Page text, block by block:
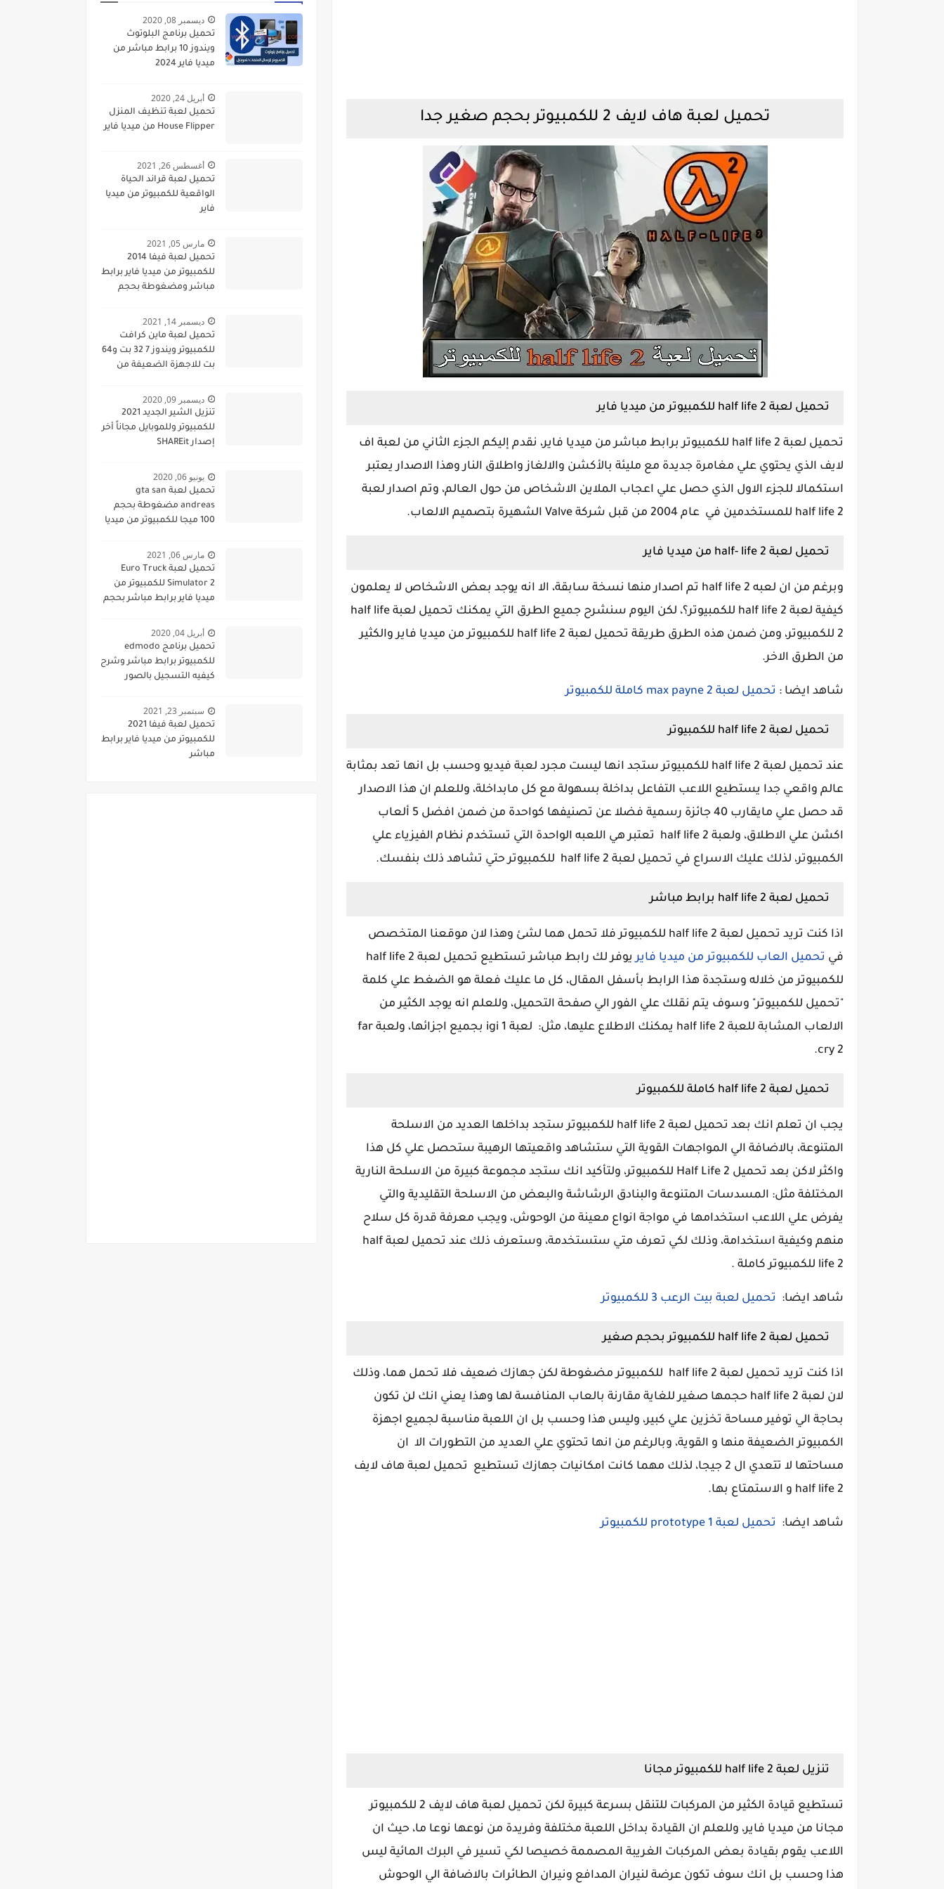
تحميل لعبة هاف لايف 2 للكمبيوتر بحجم صغير جدا
تحميل لعبة half life 2 للكمبيوتر من ميديا فاير
تحميل لعبة half life 2 للكمبيوتر برابط مباشر من ميديا فاير، نقدم إليكم الجزء الثاني من لعبة اف
لايف الذي يحتوي علي مغامرة جديدة مع مليئة بالأكشن والالغاز واطلاق النار وهذا الاصدار يعتبر
استكمالا للجزء الاول الذي حصل علي اعجاب الملاين الاشخاص من حول العالم، وتم اصدار لعبة
half life 2 للمستخدمين في عام 2004 من قبل شركة Valve الشهيرة بتصميم الالعاب.
تحميل لعبة half- life 2 من ميديا فاير
وبرغم من ان لعبه half life 2 تم اصدار منها نسخة سابقة، الا انه يوجد بعض الاشخاص لا يعلمون
كيفية لعبة half life 2 للكمبيوتر؟، لكن اليوم سنشرح جميع الطرق التي يمكنك تحميل لعبة half life
2 للكمبيوتر، ومن ضمن هذه الطرق طريقة تحميل لعبة half life 2 للكمبيوتر من ميديا فاير والكثير
من الطرق الاخر.
شاهد ايضا : تحميل لعبة max payne 2 كاملة للكمبيوتر
تحميل لعبة half life 2 للكمبيوتر
عند تحميل لعبة half life 2 للكمبيوتر ستجد انها ليست مجرد لعبة فيديو وحسب بل انها تعد بمثابة
عالم واقعي جدا يستطيع اللاعب التفاعل بداخلة بسهولة مع كل مابداخلة، وللعلم ان هذا الاصدار
قد حصل علي مايقارب 40 جائزة رسمية فضلا عن تصنيفها كواحدة من ضمن افضل 5 ألعاب
اكشن علي الاطلاق، ولعبة half life 2 تعتبر هي اللعبه الواحدة التي تستخدم نظام الفيزياء علي
الكمبيوتر، لذلك عليك الاسراع في تحميل لعبة half life 2 للكمبيوتر حتي تشاهد ذلك بنفسك.
تحميل لعبة half life 2 برابط مباشر
اذا كنت تريد تحميل لعبة half life 2 للكمبيوتر فلا تحمل هما لشئ وهذا لان موقعنا المتخصص
في تحميل العاب للكمبيوتر من ميديا فاير
يوفر لك رابط مباشر تستطيع تحميل لعبة half life 2
للكمبيوتر من خلاله وستجدة هذا الرابط بأسفل المقال، كل ما عليك فعلة هو الضغط علي كلمة
"تحميل للكمبيوتر" وسوف يتم نقلك علي الفور الي صفحة التحميل، وللعلم انه يوجد الكثير من
الالعاب المشابة للعبة half life 2 يمكنك الاطلاع عليها، مثل: لعبة igi 1 بجميع اجزائها، ولعبة far
cry 2.
تحميل لعبة half life 2 كاملة للكمبيوتر
يجب ان تعلم انك بعد تحميل لعبة half life 2 للكمبيوتر ستجد بداخلها العديد من الاسلحة
المتنوعة، بالاضافة الي المواجهات القوية التي ستشاهد واقعيتها الرهيبة ستحصل علي كل هذا
واكثر لاكن بعد تحميل Half Life 2 للكمبيوتر، ولتأكيد انك ستجد مجموعة كبيرة من الاسلحة النارية
المختلفة مثل: المسدسات المتنوعة والبنادق الرشاشة والبعض من الاسلحة التقليدية والتي
يفرض علي اللاعب استخدامها في مواجة انواع معينة من الوحوش، ويجب معرفة قدرة كل سلاح
منهم وكيفية استخدامة، وذلك لكي تعرف متي ستستخدمة، وستعرف ذلك عند تحميل لعبة half
life 2 للكمبيوتر كاملة .
شاهد ايضا: تحميل لعبة بيت الرعب 3 للكمبيوتر
تحميل لعبة half life 2 للكمبيوتر بحجم صغير
اذا كنت تريد تحميل لعبة half life 2 للكمبيوتر مضغوطة لكن جهازك ضعيف فلا تحمل هما، وذلك
لان لعبة half life 2 حجمها صغير للغاية مقارنة بالعاب المنافسة لها وهذا يعني انك لن تكون
بحاجة الي توفير مساحة تخزين علي كبير، وليس هذا وحسب بل ان اللعبة مناسبة لجميع اجهزة
الكمبيوتر الضعيفة منها و القوية، وبالرغم من انها تحتوي علي العديد من التطورات الا ان
مساحتها لا تتعدي ال 2 جيجا، لذلك مهما كانت امكانيات جهازك تستطيع تحميل لعبة هاف لايف
half life 2 و الاستمتاع بها.
شاهد ايضا: تحميل لعبة prototype 1 للكمبيوتر
تنزيل لعبة half life 2 للكمبيوتر مجانا
تستطيع قيادة الكثير من المركبات للتنقل بسرعة كبيرة لكن تحميل لعبة هاف لايف 2 للكمبيوتر
مجانا من ميديا فاير، وللعلم ان القيادة بداخل اللعبة مختلفة وفريدة من نوعها نوعا ما، حيث ان
اللاعب يقوم بقيادة بعض المركبات الغريبة المصممة خصيصا لكي تسير في البرك المائية ليس
هذا وحسب بل انك سوف تكون عرضة لنيران المدافع ونيران الطائرات بالاضافة الي الوحوش
ديسمبر 08, 2020
تحميل برنامج البلوتوث
ويندوز 10 برابط مباشر من
ميديا فاير 2024
أبريل 24, 2020
تحميل لعبة تنظيف المنزل
House Flipper من ميديا فاير
أغسطس 26, 2021
تحميل لعبة قراند الحياة
الواقعية للكمبيوتر من ميديا
فاير
مارس 05, 2021
تحميل لعبة فيفا 2014
للكمبيوتر من ميديا فاير برابط
مباشر ومضغوطة بحجم
ديسمبر 14, 2021
تحميل لعبة ماين كرافت
للكمبيوتر ويندوز 7 32 بت و64
بت للاجهزة الضعيفة من
ديسمبر 09, 2020
تنزيل الشير الجديد 2021
للكمبيوتر وللموبايل مجاناً أخر
إصدار SHAREit
يونيو 06, 2020
تحميل لعبة gta san
andreas مضغوطة بحجم
100 ميجا للكمبيوتر من ميديا
san andreas pc
مارس 06, 2021
تحميل لعبة Euro Truck
Simulator 2 للكمبيوتر من
ميديا فاير برابط مباشر بحجم
أبريل 04, 2020
تحميل برنامج edmodo
للكمبيوتر برابط مباشر وشرح
كيفيه التسجيل بالصور
سبتمبر 23, 2021
تحميل لعبة فيفا 2021
للكمبيوتر من ميديا فاير برابط
مباشر